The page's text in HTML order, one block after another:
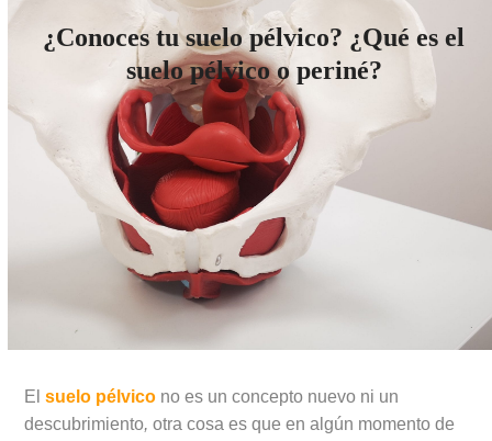
¿Conoces tu suelo pélvico? ¿Qué es el
suelo pélvico o periné?
El suelo pélvico no es un concepto nuevo ni un
descubrimiento, otra cosa es que en algún momento de